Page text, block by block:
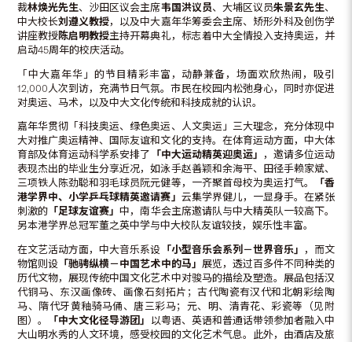
裁林焕光先生、沙田区议会主席韦国洪议员、大埔区议员朱景玄先生、
中大校长刘遵义教授，以及中大嘉年华筹委会主席、矫形外科及创伤学
讲座教授陈启明教授主持开幕典礼，标志着中大全情投入支持奥运，并
启动45周年的校庆活动。
「中大嘉年华」的节目精彩丰富，动静兼备，场面欢欣热闹，吸引
12,000人次到访，充满节日气氛。市民在校园内松弛身心，同时亦促进
对奥运、马术，以及中大文化传统和科技成就的认识。
嘉年华贯彻「科技奥运、绿色奥运、人文奥运」三大理念，充分体现中
大对推广奥运精神、国际友谊和文化的支持。在体育运动方面，中大体
育部及体育运动科学系安排了 「中大运动精英迎奥运」
，邀请多位运动
表现杰出的毕业生分享近况，如泳手赵善颖和余海平、田径手赖家斌、
三项铁人陈劲聪和羽毛球员阮元健等，一齐聚首母校为奥运打气。
「香
港学界中、小学乒乓球精英邀请赛」 云集学界健儿，一显身手。在紧张
刺激的 「足球友谊赛」中，南华会主席邀请队与中大精英队一较高下。
另本港学界总冠军董之英中学与中大校队友谊较技，娱乐性丰富。
在文艺活动方面，中大音乐系设 「小型音乐会系列－世界音乐」
，而文
物馆则设 「驰骋纵横－中国艺术中的马」 展览，透过百多件不同种类的
历代文物，展现传统中国文化艺术中对骏马的描绘及塑造。展品包括汉
代铜马、东汉画像砖、画像石刻拓片；古代陶瓷有汉代和北朝彩绘陶
马、隋代牙黄釉骑马俑、唐三彩马；元、明、清青花、彩瓷等（见附
图）。
「中大文化径导游团」 以粤语、英语和普通话带领参加者融入中
大山明水秀的人文环境，感受校园的文化艺术气息。此外，由酒店及旅